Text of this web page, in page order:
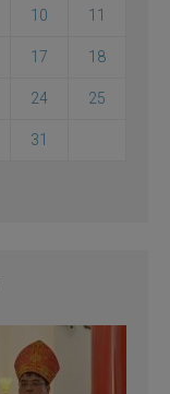
10 11
17 18
24 25
31